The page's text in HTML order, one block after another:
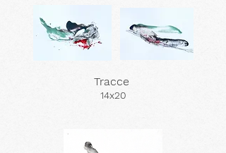
Tracce
14x20